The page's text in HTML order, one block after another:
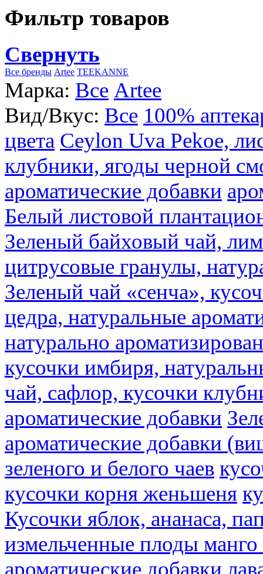
Фильтр товаров
Свернуть
Все бренды Artee TEEKANNE
Марка: Все Artee
Вид/Вкус: Все 100%
цвета Ceylon Uva Pekoe,
клубники, ягоды черной
ароматические добавки
Белый листовой
Зеленый байховый чай,
цитрусовые гранулы,
Зеленый чай «сенча»,
цедра, натуральные
натурально
кусочки имбиря,
чай, сафлор, кусочки
ароматические добавки
ароматические добавки
зеленого и белого чаев
кусочки корня женьшеня
Кусочки яблок, ананаса,
измельченные плоды
ароматические добавки